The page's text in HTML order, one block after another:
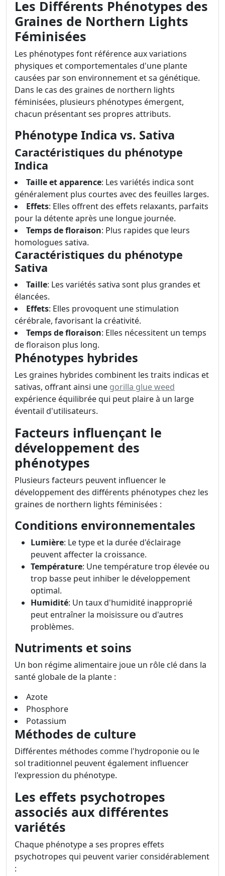
Les Différents Phénotypes des
Graines de Northern Lights
Féminisées
Les phénotypes font référence aux variations
physiques et comportementales d'une plante
causées par son environnement et sa génétique.
Dans le cas des graines de northern lights
féminisées, plusieurs phénotypes émergent,
chacun présentant ses propres attributs.
Phénotype Indica vs. Sativa
Caractéristiques du phénotype
Indica
Taille et apparence: Les variétés indica sont
généralement plus courtes avec des feuilles larges.
Effets: Elles offrent des effets relaxants, parfaits
pour la détente après une longue journée.
Temps de floraison: Plus rapides que leurs
homologues sativa.
Caractéristiques du phénotype
Sativa
Taille: Les variétés sativa sont plus grandes et
élancées.
Effets: Elles provoquent une stimulation
cérébrale, favorisant la créativité.
Temps de floraison: Elles nécessitent un temps
de floraison plus long.
Phénotypes hybrides
Les graines hybrides combinent les traits indicas et
sativas, offrant ainsi une gorilla glue weed
expérience équilibrée qui peut plaire à un large
éventail d'utilisateurs.
Facteurs influençant le
développement des
phénotypes
Plusieurs facteurs peuvent influencer le
développement des différents phénotypes chez les
graines de northern lights féminisées :
Conditions environnementales
Lumière: Le type et la durée d'éclairage
peuvent affecter la croissance.
Température: Une température trop élevée ou
trop basse peut inhiber le développement
optimal.
Humidité: Un taux d'humidité inapproprié
peut entraîner la moisissure ou d'autres
problèmes.
Nutriments et soins
Un bon régime alimentaire joue un rôle clé dans la
santé globale de la plante :
Azote
Phosphore
Potassium
Méthodes de culture
Différentes méthodes comme l'hydroponie ou le
sol traditionnel peuvent également influencer
l'expression du phénotype.
Les effets psychotropes
associés aux différentes
variétés
Chaque phénotype a ses propres effets
psychotropes qui peuvent varier considérablement
: